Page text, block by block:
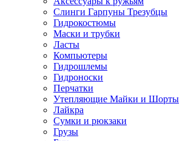
Слинги Гарпуны Трезубцы
Гидрокостюмы
Маски и трубки
Ласты
Компьютеры
Гидрошлемы
Гидроноски
Перчатки
Утепляющие Майки и Шорты
Лайкра
Сумки и рюкзаки
Грузы